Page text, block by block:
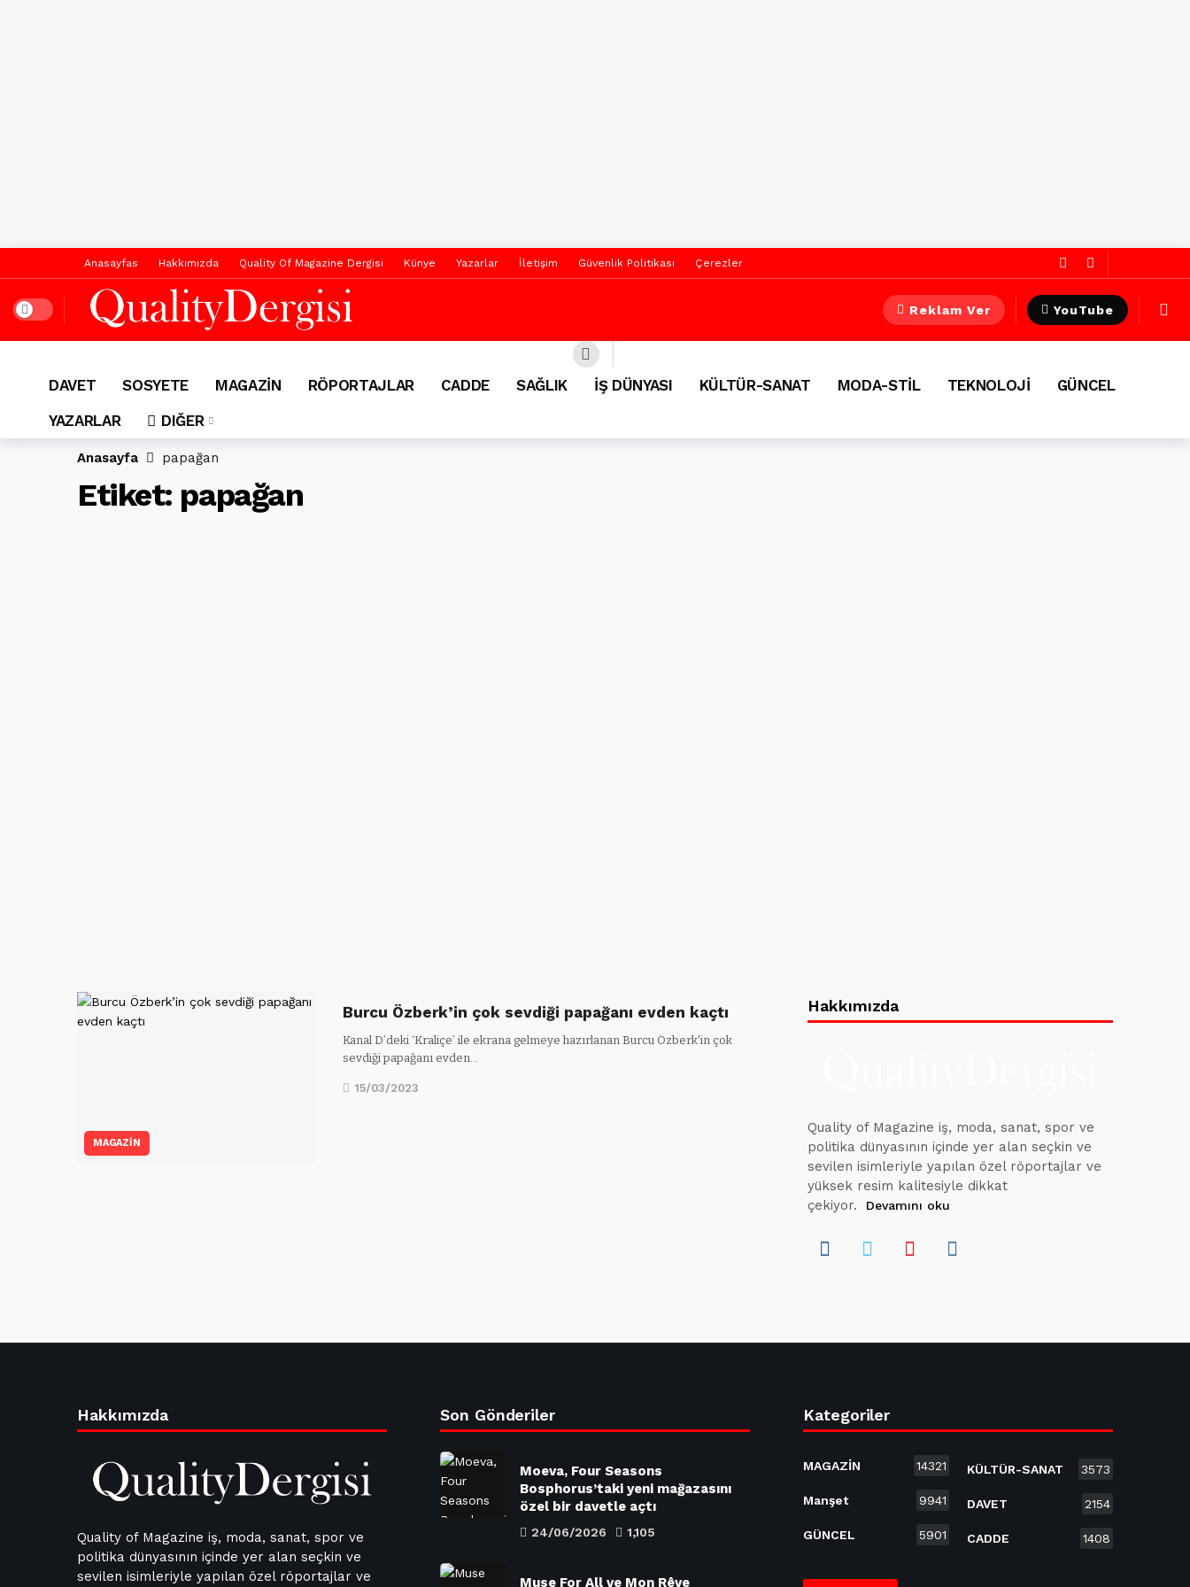
Anasayfas Hakkımızda Quality Of Magazine Dergisi Künye Yazarlar İletişim Güvenlik Politikası Çerezler
Dark mode Reklam Ver YouTube
DAVET SOSYETE MAGAZİN RÖPORTAJLAR CADDE SAĞLIK İŞ DÜNYASI KÜLTÜR-SANAT MODA-STİL TEKNOLOJİ
GÜNCEL
YAZARLAR
DIĞER
Anasayfa papağan
Etiket: papağan
MAGAZİN
Burcu Özberk’in çok sevdiği papağanı evden kaçtı
Kanal D’deki ‘Kraliçe’ ile ekrana gelmeye hazırlanan Burcu Özberk'in çok
sevdiği papağanı evden…
15/03/2023
Hakkımızda
Quality of Magazine iş, moda, sanat, spor ve
politika dünyasının içinde yer alan seçkin ve
sevilen isimleriyle yapılan özel röportajlar ve
yüksek resim kalitesiyle dikkat
çekiyor.
Devamını oku
Hakkımızda
Quality of Magazine iş, moda, sanat, spor ve
politika dünyasının içinde yer alan seçkin ve
sevilen isimleriyle yapılan özel röportajlar ve
Son Gönderiler
Moeva, Four Seasons
Bosphorus’taki yeni mağazasını
özel bir davetle açtı
24/06/2026 1,105
Muse For All ve Mon Rêve
Kategoriler
MAGAZİN 14321
Manşet 9941
GÜNCEL 5901
KÜLTÜR-SANAT 3573
DAVET 2154
CADDE 1408